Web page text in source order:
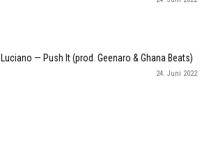
Luciano — Push It (prod. Geenaro & Ghana Beats)
24. Juni 2022